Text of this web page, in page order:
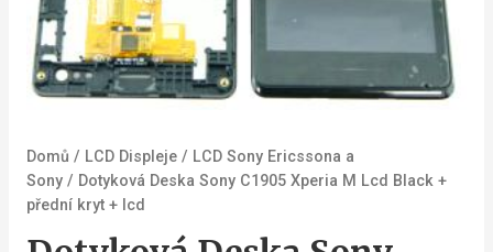
Domů / LCD Displeje/ LCD Sony Ericssona a
Sony/ Dotyková Deska Sony C1905 Xperia M Lcd Black +
přední kryt + lcd